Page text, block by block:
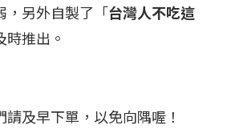
，另外自製了「台灣人不吃這
時推出。
及早下單，以免向隅喔！